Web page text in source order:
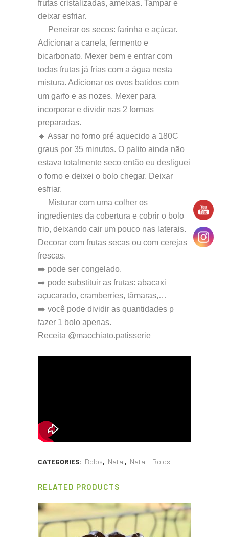
frutas cristalizadas, ameixas. Tampar e
deixar esfriar.
🔹 Peneirar os secos: farinha e açúcar.
Adicionar a canela, fermento e
bicarbonato. Mexer bem e entrar com
todas frutas já frias com a água nesta
mistura. Adicionar os ovos batidos com
um garfo e as nozes. Mexer para
incorporar e dividir nas 2 formas
preparadas.
🔹 Assar no forno pré aquecido a 180C
graus por 35 minutos. O palito ainda não
estava totalmente seco então eu desliguei
o forno e deixei o bolo chegar. Deixar
esfriar.
🔹 Misturar com uma colher os
ingredientes da cobertura e cobrir o bolo
frio, deixando cair um pouco nas laterais.
Decorar com frutas secas ou com cerejas
frescas.
➡️ pode ser congelado.
➡️ pode substituir as frutas: abacaxi
açucarado, cramberries, tâmaras,…
➡️ você pode dividir as quantidades p
fazer 1 bolo apenas.
Receita @macchiato.patisserie
CATEGORIES: Bolos, Natal, Natal - Bolos
RELATED PRODUCTS